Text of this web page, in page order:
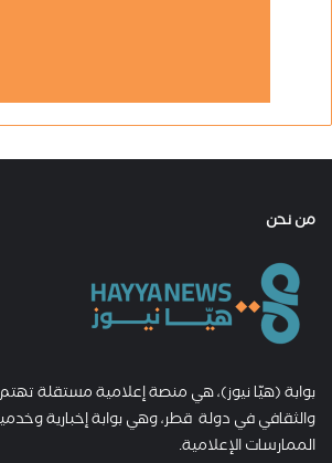
من نحن
بوابة (هيّا نيوز)، هي منصة إعلامية مستقلة
والثقافي في دولة قطر، وهي بوابة إخبارية
الممارسات الإعلامية.